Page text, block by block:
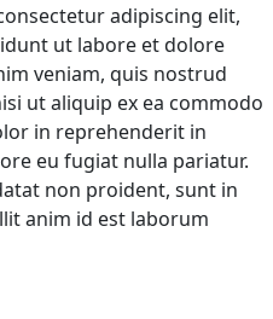
adipiscing elit,
ut labore et dolore
veniam, quis nostrud
ut aliquip ex ea commodo
in reprehenderit in
eu fugiat nulla pariatur.
non proident, sunt in
anim id est laborum